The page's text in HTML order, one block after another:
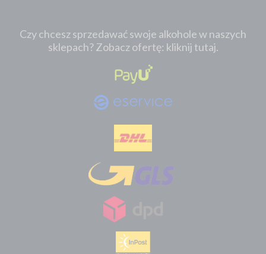
Czy chcesz sprzedawać swoje alkohole w naszych
sklepach? Zobacz ofertę: kliknij tutaj.